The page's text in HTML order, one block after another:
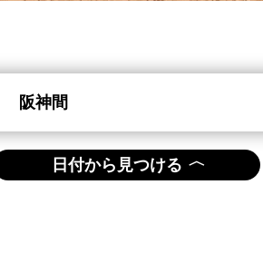
日付から見つける 〈